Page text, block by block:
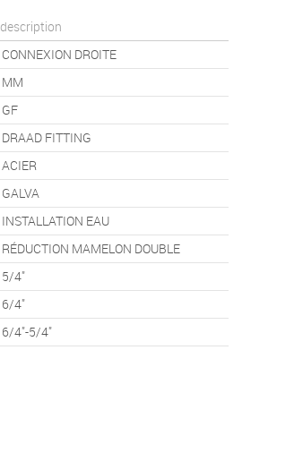
description
CONNEXION DROITE
MM
GF
DRAAD FITTING
ACIER
GALVA
INSTALLATION EAU
RÉDUCTION MAMELON DOUBLE
5/4"
6/4"
6/4"-5/4"